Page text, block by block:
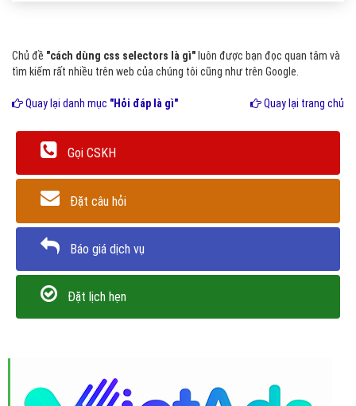
Chủ đề "cách dùng css selectors là gì" luôn được bạn đọc quan tâm và
tìm kiếm rất nhiều trên web của chúng tôi cũng như trên Google.
Quay lại danh mục "Hỏi đáp là gì" Quay lại trang chủ
Gọi CSKH
Đặt câu hỏi
Báo giá dịch vụ
Đặt lịch hẹn